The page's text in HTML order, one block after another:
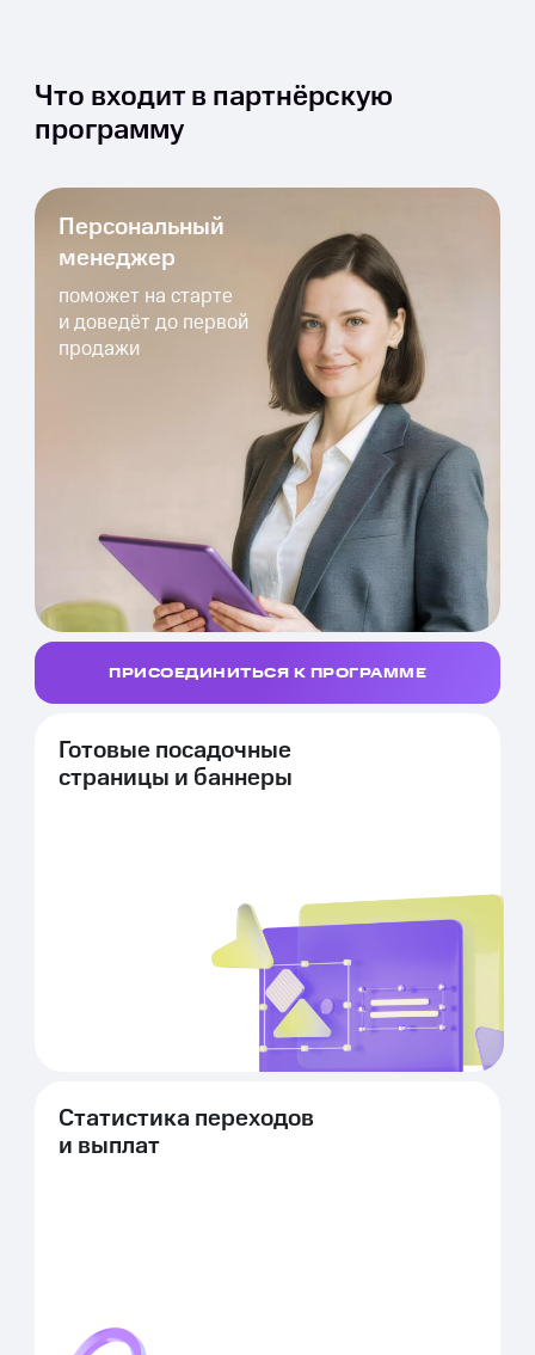
Что входит в партнёрскую
программу
Статистика переходов
и выплат
Готовые посадочные
страницы и баннеры
Персональный
менеджер
поможет на старте
и доведёт до первой
продажи
ПРИСОЕДИНИТЬСЯ К ПРОГРАММЕ